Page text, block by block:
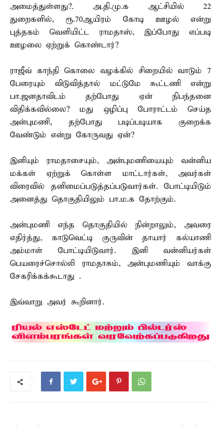
அமைத்துள்ளது?. அ.தி.மு.க ஆட்சியில் 22
துறைகளில், ரூ.70ஆயிரம் கோடி ஊழல் என்று
புத்தகம் வெளியிட்ட ராமதாஸ், இப்போது எப்படி
ஊழலை ஏற்றுக் கொண்டார்?
ராஜீவ் காந்தி கொலை வழக்கில் சிறையில் வாடும் 7
பேரையும் விடுவித்தால் மட்டுமே கூட்டணி என்று
பா.ஜனதாவிடம் தற்போது ஏன் நிபந்தனை
விதிக்கவில்லை? மது ஒழிப்பு போராட்டம் செய்த
அன்புமணி, தற்போது படிப்படியாக குறைக்க
வேண்டும் என்று கோருவது ஏன்?
இனியும் ராமதாசையும், அன்புமணியையும் வன்னிய
மக்கள் ஏற்றுக் கொள்ள மாட்டார்கள், அவர்கள்
விரைவில் தனிமைப்படுத்தப்படுவார்கள். போட்டியிடும்
அனைத்து தொகுதியிலும் பா.ம.க தோற்கும்.
அன்புமணி எந்த தொகுதியில் நின்றாலும், அவரை
எதிர்த்து, காடுவெட்டி குருவின் தாயார் கல்யாணி
அம்மாள் போட்டியிடுவார். இனி வன்னியர்கள்
பெயரைச்சொல்லி ராமதாசும், அன்புமணியும் வாக்கு
சேகரிக்கக்கூடாது .
இவ்வாறு அவர் கூறினார்.